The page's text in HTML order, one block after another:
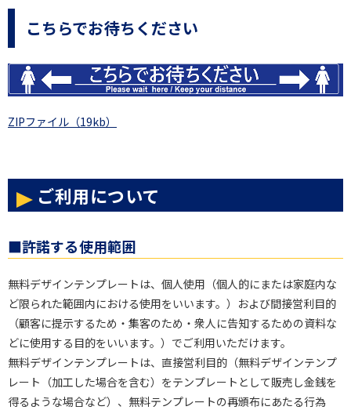
こちらでお待ちください
ZIPファイル（19kb）
ご利用について
■許諾する使用範囲
無料デザインテンプレートは、個人使用（個人的にまたは家庭内な
ど限られた範囲内における使用をいいます。）および間接営利目的
（顧客に提示するため・集客のため・衆人に告知するための資料な
どに使用する目的をいいます。）でご利用いただけます。
無料デザインテンプレートは、直接営利目的（無料デザインテンプ
レート（加工した場合を含む）をテンプレートとして販売し金銭を
得るような場合など）、無料テンプレートの再頒布にあたる行為